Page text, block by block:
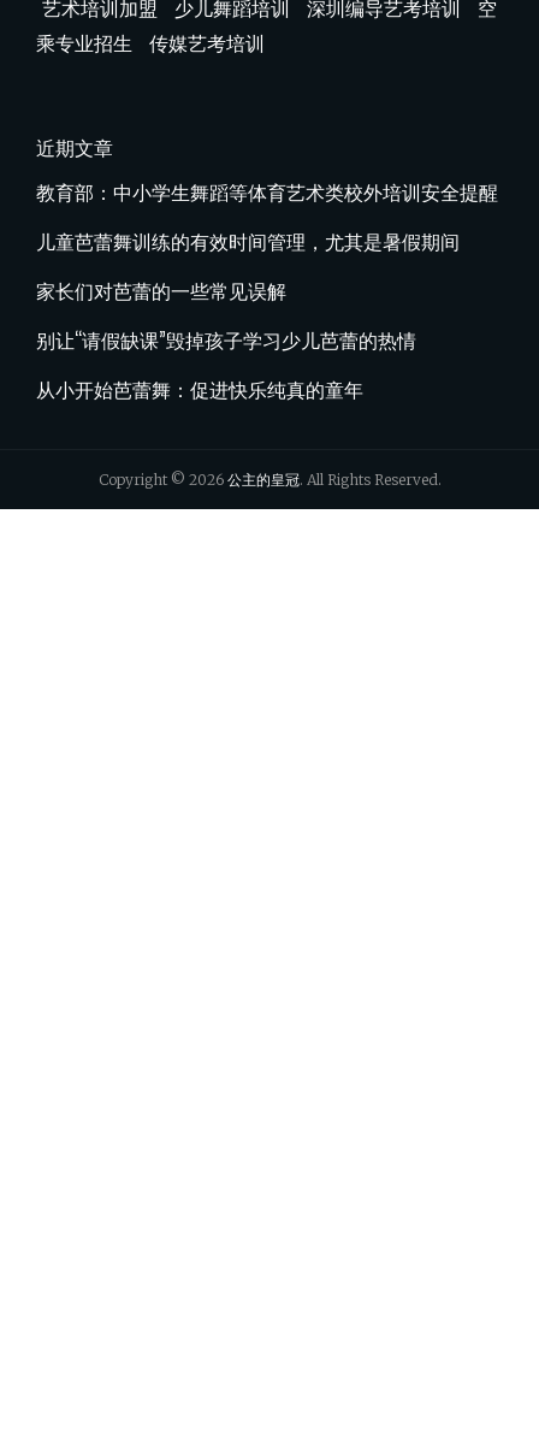
艺术培训加盟 少儿舞蹈培训 深圳编导艺考培训
空
乘专业招生
传媒艺考培训
近期文章
教育部：中小学生舞蹈等体育艺术类校外培训安全提醒
儿童芭蕾舞训练的有效时间管理，尤其是暑假期间
家长们对芭蕾的一些常见误解
别让“请假缺课”毁掉孩子学习少儿芭蕾的热情
从小开始芭蕾舞：促进快乐纯真的童年
Copyright © 2026 公主的皇冠. All Rights Reserved.